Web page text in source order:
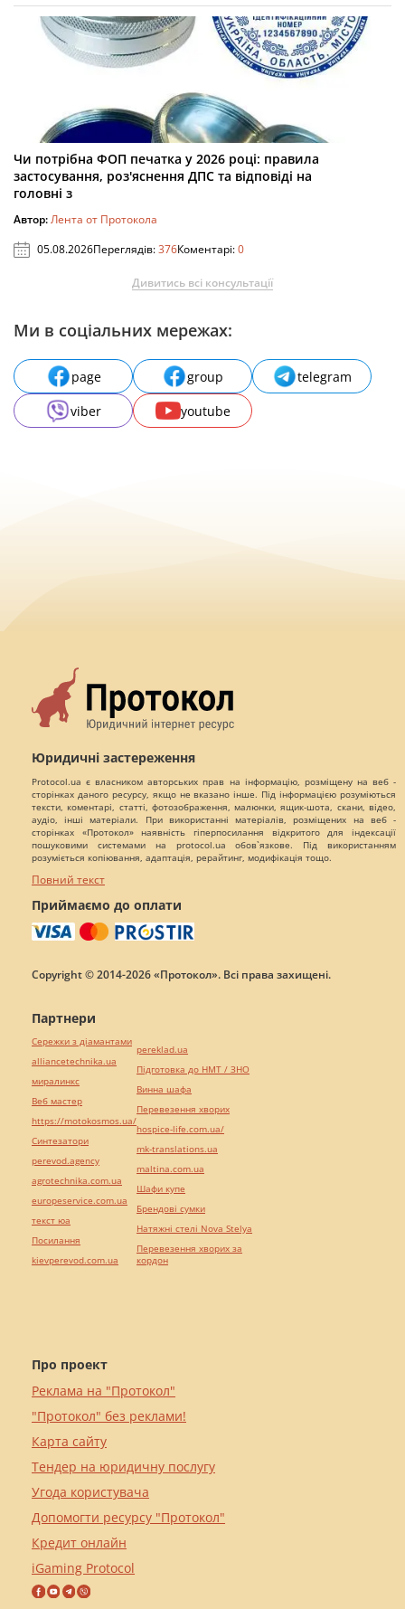
Чи потрібна ФОП печатка у 2026 році: правила
застосування, роз'яснення ДПС та відповіді на
головні з
Автор:Лента от Протокола
05.08.2026Переглядів:376Коментарі:0
Дивитись всі консультації
Ми в соціальних мережах:
page group
telegram
viber
youtube
Юридичні застереження
Protocol.ua є власником авторських прав на інформацію, розміщену на веб -
сторінках даного ресурсу, якщо не вказано інше. Під інформацією розуміються
тексти, коментарі, статті, фотозображення, малюнки, ящик-шота, скани, відео,
аудіо, інші матеріали. При використанні матеріалів, розміщених на веб -
сторінках «Протокол» наявність гіперпосилання відкритого для індексації
пошуковими системами на protocol.ua обов`язкове. Під використанням
розуміється копіювання, адаптація, рерайтинг, модифікація тощо.
Повний текст
Приймаємо до оплати
Copyright © 2014-2026 «Протокол». Всі права захищені.
Про проект
Реклама на "Протокол"
"Протокол" без реклами!
Карта сайту
Тендер на юридичну послугу
Угода користувача
Допомогти ресурсу "Протокол"
Кредит онлайн
iGaming Protocol
Партнери
Сережки з діамантами
alliancetechnika.ua
миралинкс
Веб мастер
https://motokosmos.ua/
Синтезатори
perevod.agency
agrotechnika.com.ua
europeservice.com.ua
текст юа
Посилання
kievperevod.com.ua
pereklad.ua
Підготовка до НМТ / ЗНО
Винна шафа
Перевезення хворих
hospice-life.com.ua/
mk-translations.ua
maltina.com.ua
Шафи купе
Брендові сумки
Натяжні стелі Nova Stelya
Перевезення хворих за
кордон